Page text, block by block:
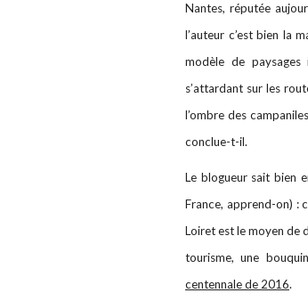
Nantes, réputée
l’auteur c’est bien la
modèle de
s’attardant sur les
l’ombre des
conclue-t-il.
Le blogueur sait bien
France, apprend-on) :
Loiret est le moyen de
tourisme, une
centennale de 2016.